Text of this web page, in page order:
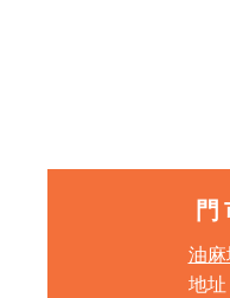
油麻
地址